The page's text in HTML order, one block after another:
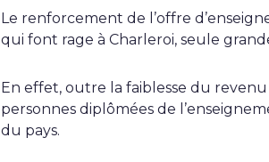
Le renforcement de l’offre
qui font rage à Charleroi, seule
En effet, outre la faiblesse du
personnes diplômées de
du pays.